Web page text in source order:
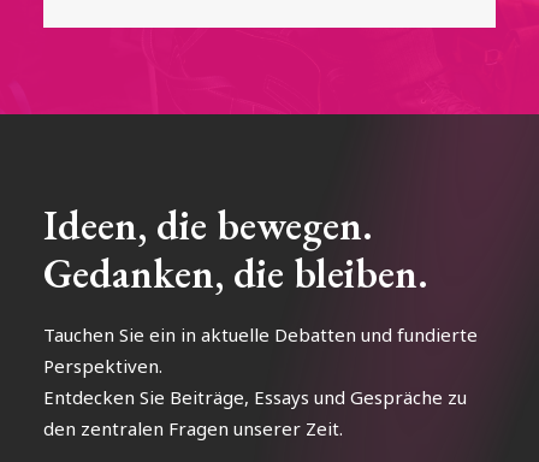
Ideen, die bewegen.
Gedanken, die bleiben.
Tauchen Sie ein in aktuelle Debatten und fundierte
Perspektiven.
Entdecken Sie Beiträge, Essays und Gespräche zu
den zentralen Fragen unserer Zeit.